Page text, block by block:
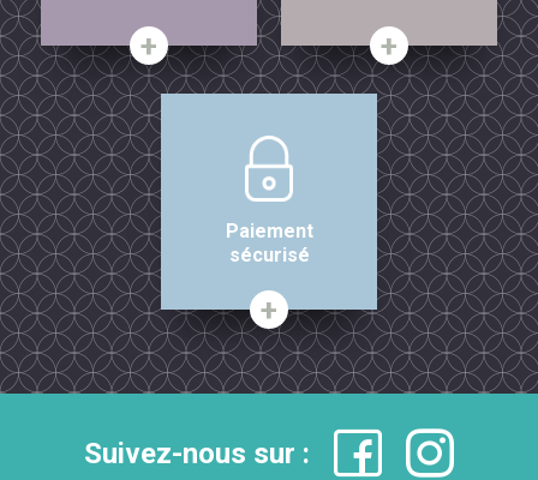
Paiement
sécurisé
Suivez-nous sur :